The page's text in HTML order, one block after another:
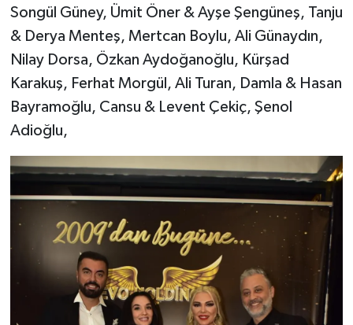
Songül Güney, Ümit Öner & Ayşe Şengüneş, Tanju
& Derya Menteş, Mertcan Boylu, Ali Günaydın,
Nilay Dorsa, Özkan Aydoğanoğlu, Kürşad
Karakuş, Ferhat Morgül, Ali Turan, Damla & Hasan
Bayramoğlu, Cansu & Levent Çekiç, Şenol
Adioğlu,